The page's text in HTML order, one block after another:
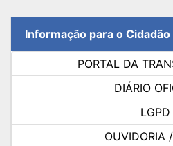
Informação para o Cidadão
PORTAL DA
DIÁRIO
LGPD
OUVIDORIA